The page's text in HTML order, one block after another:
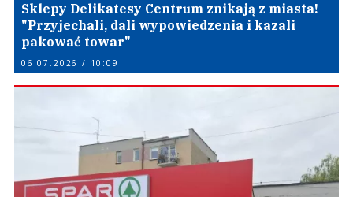
Sklepy Delikatesy Centrum znikają z miasta!
"Przyjechali, dali wypowiedzenia i kazali
pakować towar"
06.07.2026 / 10:09